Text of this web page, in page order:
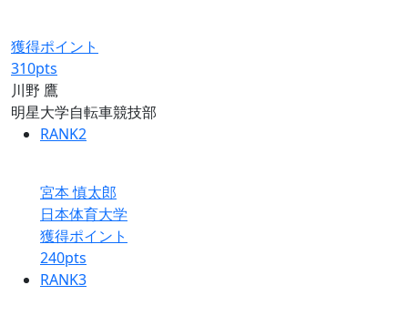
獲得ポイント
310pts
川野 鷹
明星大学自転車競技部
RANK2
宮本 慎太郎
日本体育大学
獲得ポイント
240pts
RANK3